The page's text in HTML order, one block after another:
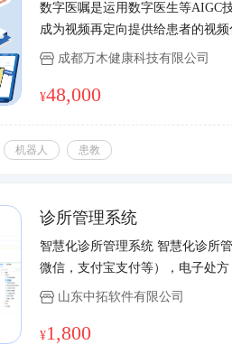
数字医嘱是运用数字医生等AIGC
成为视频再定向提供给患者的视频
成都万木健康科技有限公司
¥48,000
机器人 患教
诊所管理系统
智慧化诊所管理系统 智慧化诊所
微信，支付宝支付等），电子处
山东中拓软件有限公司
¥1,800